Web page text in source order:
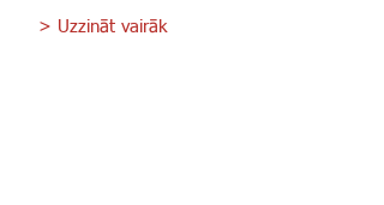
> Uzzināt vairāk